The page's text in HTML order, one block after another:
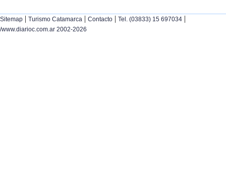
Sitemap | Turismo Catamarca | Contacto | Tel. (03833) 15 697034 |
/www.diarioc.com.ar 2002-2026